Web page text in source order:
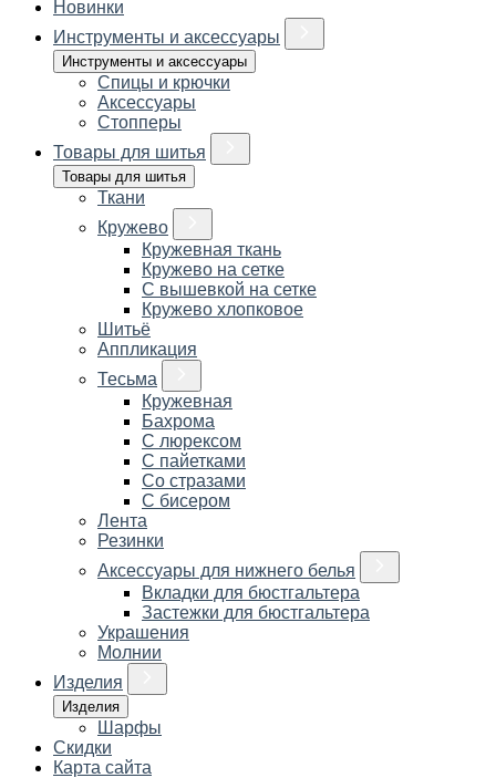
Новинки
Инструменты и аксессуары
Инструменты и аксессуары
Спицы и крючки
Аксессуары
Стопперы
Товары для шитья
Товары для шитья
Ткани
Кружево
Кружевная ткань
Кружево на сетке
С вышевкой на сетке
Кружево хлопковое
Шитьё
Аппликация
Тесьма
Кружевная
Бахрома
С люрексом
С пайетками
Со стразами
С бисером
Лента
Резинки
Аксессуары для нижнего белья
Вкладки для бюстгальтера
Застежки для бюстгальтера
Украшения
Молнии
Изделия
Изделия
Шарфы
Скидки
Карта сайта